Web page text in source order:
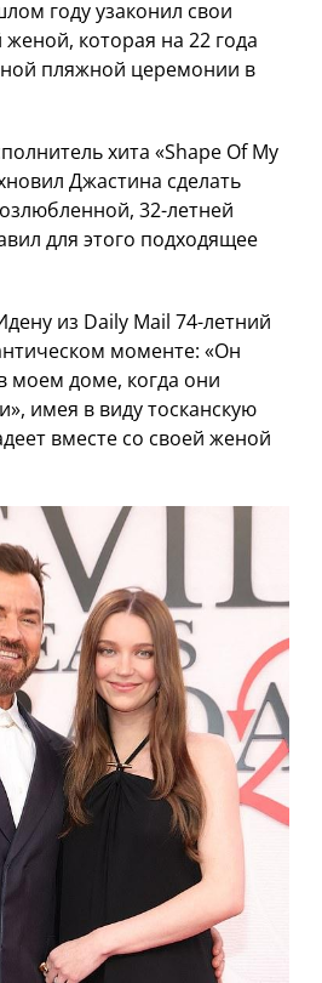
году узаконил свои
которая на 22 года
пляжной церемонии в
хита «Shape Of My
Джастина сделать
32-летней
для этого подходящее
из Daily Mail 74-летний
моменте: «Он
моем доме, когда они
имея в виду тосканскую
вместе со своей женой